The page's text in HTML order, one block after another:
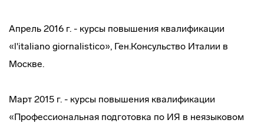
Апрель 2016 г. - курсы повышения квалификации
«l'italiano giornalistico», Ген.Консульство Италии в
Москве.
Март 2015 г. - курсы повышения квалификации
«Профессиональная подготовка по ИЯ в неязыковом